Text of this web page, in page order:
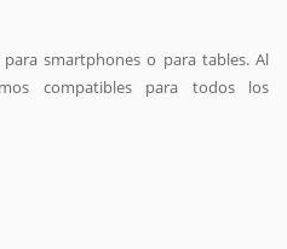
smartphones o para tables. Al
compatibles para todos los